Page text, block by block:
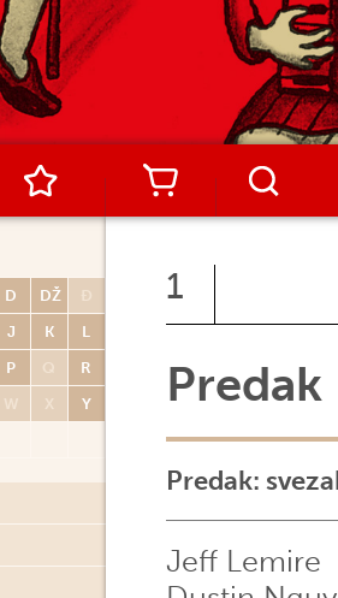
D DŽ
Đ
J K
L
P Q
R
W X
Y
1
Predak
Predak:
Jeff Lemire